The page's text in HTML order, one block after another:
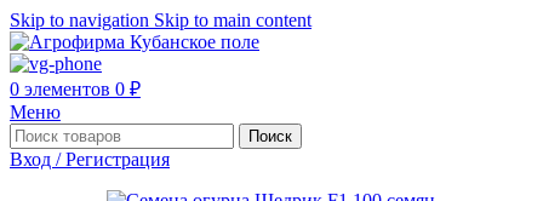
Skip to navigation Skip to main content
0 элементов 0 ₽
Меню
Поиск
Вход / Регистрация